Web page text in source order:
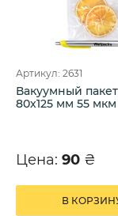
Артикул: 2631
Вакуумный
80х125 мм 55
Цена: 90 ₴
В